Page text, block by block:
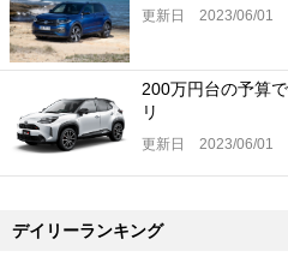
更新日 2023/06/01
200万円台の予算
リ
更新日 2023/06/01
デイリーランキング